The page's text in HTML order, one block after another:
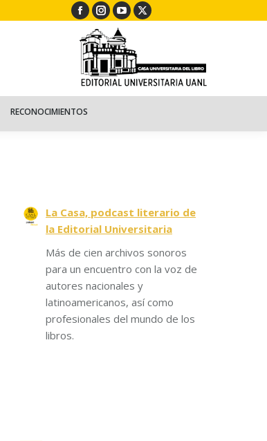
Facebook
page
opens
in
new
window
Instagram
page
opens
in
new
YouTube
page
opens
in
new
X
in
new
RECONOCIMIENTOS
La Casa, podcast literario de
la Editorial Universitaria
Más de cien archivos sonoros
para un encuentro con la voz de
autores nacionales y
latinoamericanos, así como
profesionales del mundo de los
libros.
NIÑOS CONTACTO RECONOCIMIENTOS